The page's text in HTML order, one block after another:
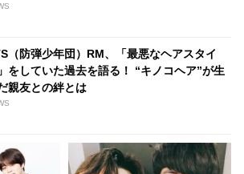
（防弾少年団）RM、「最悪なヘアスタイ
をしていた過去を語る！ “キノコヘア”が生
親友との絆とは